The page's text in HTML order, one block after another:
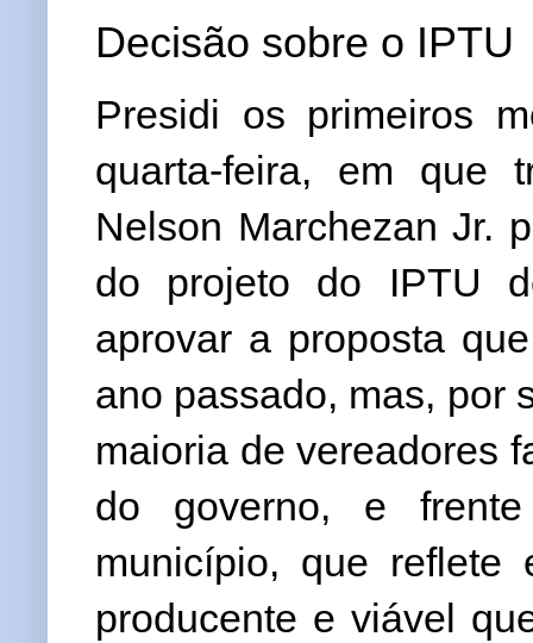
Decisão sobre o IPTU
Presidi os primeiros
quarta-feira, em que
Nelson Marchezan Jr.
do projeto do IPTU
aprovar a proposta
ano passado, mas, por
maioria de vereadores
do governo, e
município, que reflete
producente e viável